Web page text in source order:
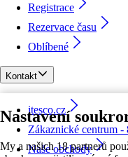
Nastavení
My a našich 18 partnerů
Registrace
Rezervace času
Oblíbené
Kontakt
itesco.cz
Zákaznické centrum -
Naše obchody